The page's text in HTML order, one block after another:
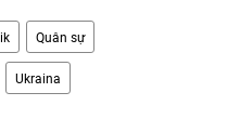
Quân sự
Ukraina